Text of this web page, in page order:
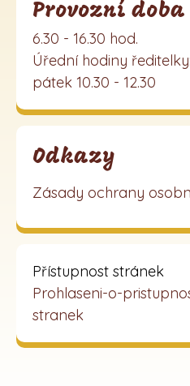
Provozní doba
6.30 - 16.30 hod.
Úřední hodiny ředitelky:
pátek 10.30 - 12.30
Odkazy
Zásady ochrany
Přístupnost stránek
Prohlaseni-o-
stranek